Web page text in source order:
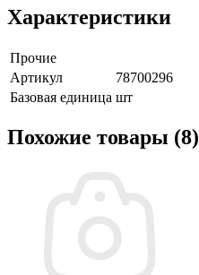
Характеристики
Прочие
Артикул
78700296
Базовая единица шт
Похожие товары (8)